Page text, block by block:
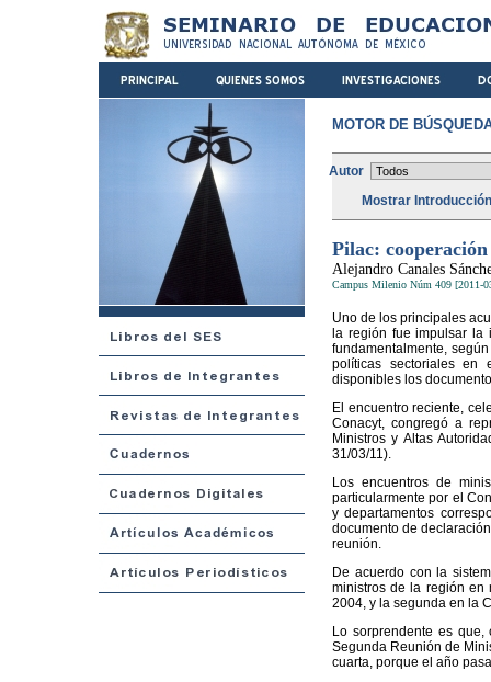
MOTOR DE
Autor
Mostrar
Pilac:
Alejandro Canales
Campus Milenio Núm 409 [2011-
Uno de los principales
la región fue impulsar la
fundamentalmente,
políticas sectoriales en
disponibles los
El encuentro reciente,
Conacyt, congregó a
Ministros y Altas
31/03/11).
Los encuentros de
particularmente por el
y departamentos
documento de
reunión.
De acuerdo con la
ministros de la región en
2004, y la segunda en la
Lo sorprendente es
Segunda Reunión de
cuarta, porque el año